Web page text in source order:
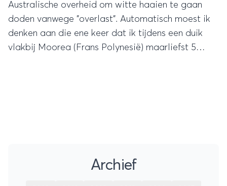
Australische overheid om witte haaien te gaan
doden vanwege "overlast". Automatisch moest ik
denken aan die ene keer dat ik tijdens een duik
vlakbij Moorea (Frans Polynesië) maarliefst 5
Archief